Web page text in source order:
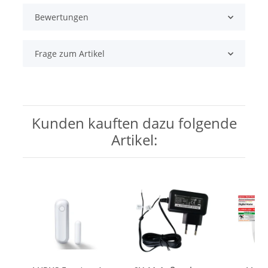
Bewertungen
Frage zum Artikel
Kunden kauften dazu folgende
Artikel: